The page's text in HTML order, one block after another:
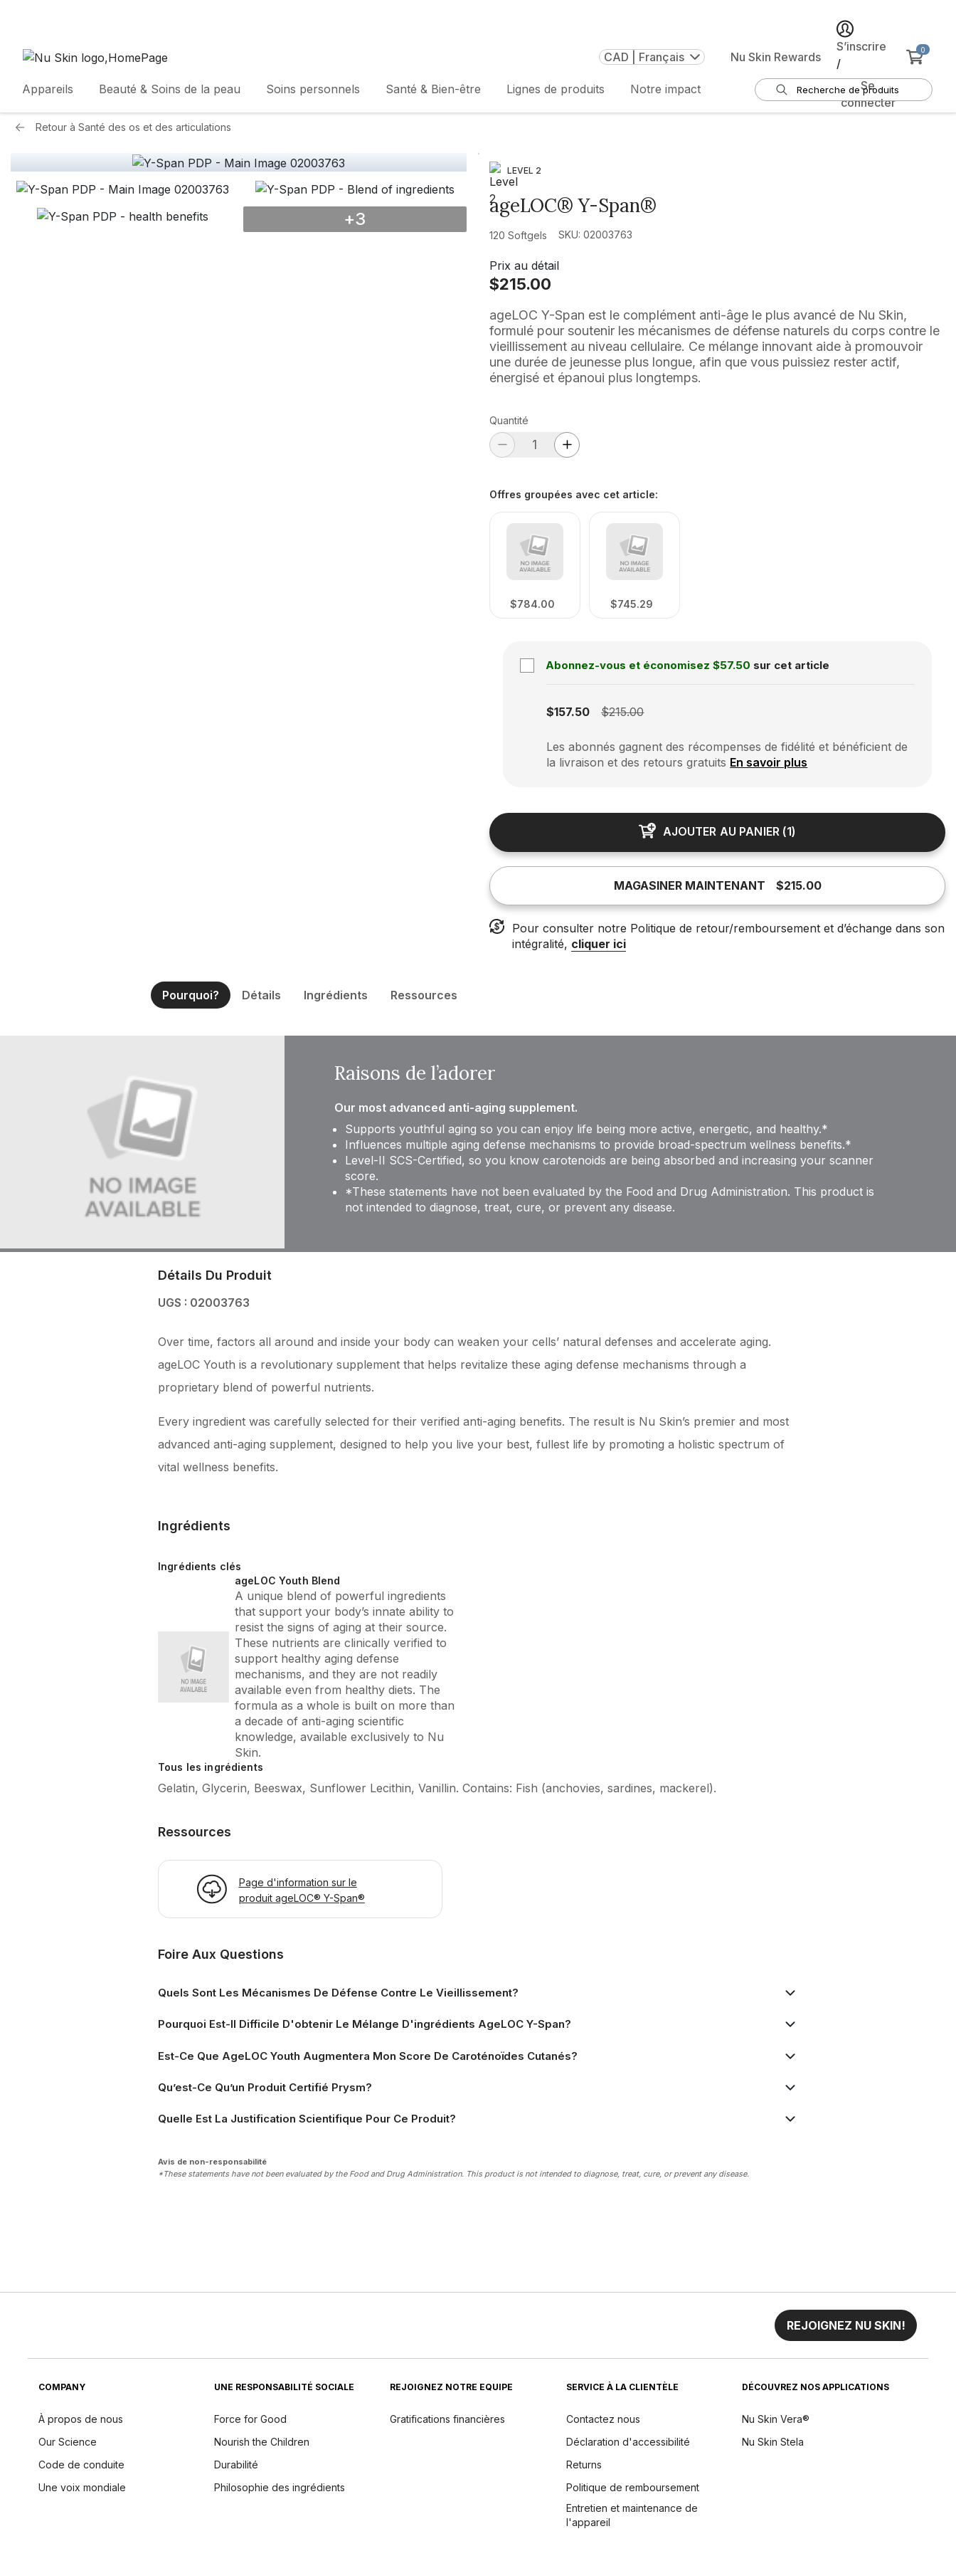
CAD | Français Nu Skin Rewards
S’inscrire
/
Se
connecter
0
Appareils Beauté & Soins de la peau Soins personnels Santé & Bien-être Lignes de produits Notre impact
Retour à Santé des os et des articulations
+3
LEVEL 2
ageLOC® Y-Span®
120 Softgels SKU: 02003763
Prix au détail
$215.00
ageLOC Y-Span est le complément anti-âge le plus avancé de Nu Skin,
formulé pour soutenir les mécanismes de défense naturels du corps contre le
vieillissement au niveau cellulaire. Ce mélange innovant aide à promouvoir
une durée de jeunesse plus longue, afin que vous puissiez rester actif,
énergisé et épanoui plus longtemps.
Quantité
Offres groupées avec cet article:
$784.00 $745.29
Abonnez-vous et économisez $57.50 sur cet article
$157.50
$215.00
Les abonnés gagnent des récompenses de fidélité et bénéficient de
la livraison et des retours gratuits En savoir plus
AJOUTER AU PANIER (1)
MAGASINER MAINTENANT $215.00
Pour consulter notre Politique de retour/remboursement et d’échange dans son
intégralité, cliquer ici
Pourquoi? Détails Ingrédients Ressources
Raisons de l’adorer
Our most advanced anti-aging supplement.
Supports youthful aging so you can enjoy life being more active, energetic, and healthy.*
Influences multiple aging defense mechanisms to provide broad-spectrum wellness benefits.*
Level-II SCS-Certified, so you know carotenoids are being absorbed and increasing your scanner
score.
*These statements have not been evaluated by the Food and Drug Administration. This product is
not intended to diagnose, treat, cure, or prevent any disease.
Détails Du Produit
UGS : 02003763
Over time, factors all around and inside your body can weaken your cells’ natural defenses and accelerate aging.
ageLOC Youth is a revolutionary supplement that helps revitalize these aging defense mechanisms through a
Every ingredient was carefully selected for their verified anti-aging benefits. The result is Nu Skin’s premier and most
advanced anti-aging supplement, designed to help you live your best, fullest life by promoting a holistic spectrum of
Ingrédients
Ingrédients clés
ageLOC Youth Blend
A unique blend of powerful ingredients
that support your body’s innate ability to
resist the signs of aging at their source.
These nutrients are clinically verified to
support healthy aging defense
mechanisms, and they are not readily
available even from healthy diets. The
formula as a whole is built on more than
a decade of anti-aging scientific
knowledge, available exclusively to Nu
Skin.
Tous les ingrédients
Gelatin, Glycerin, Beeswax, Sunflower Lecithin, Vanillin. Contains: Fish (anchovies, sardines, mackerel).
Ressources
Page d'information sur le
produit ageLOC® Y-Span®
Foire Aux Questions
Quels Sont Les Mécanismes De Défense Contre Le Vieillissement?
Pourquoi Est-Il Difficile D'obtenir Le Mélange D'ingrédients AgeLOC Y-Span?
Est-Ce Que AgeLOC Youth Augmentera Mon Score De Caroténoïdes Cutanés?
Qu’est-Ce Qu’un Produit Certifié Prysm?
Quelle Est La Justification Scientifique Pour Ce Produit?
Avis de non-responsabilité
*These statements have not been evaluated by the Food and Drug Administration. This product is not intended to diagnose, treat, cure, or prevent any disease.
REJOIGNEZ NU SKIN!
COMPANY
À propos de nous
Our Science
Code de conduite
Une voix mondiale
UNE RESPONSABILITÉ SOCIALE
Force for Good
Nourish the Children
Durabilité
Philosophie des ingrédients
REJOIGNEZ NOTRE EQUIPE
Gratifications financières
SERVICE À LA CLIENTÈLE
Contactez nous
Déclaration d'accessibilité
Returns
Politique de remboursement
Entretien et maintenance de
l'appareil
DÉCOUVREZ NOS APPLICATIONS
Nu Skin Vera®
Nu Skin Stela